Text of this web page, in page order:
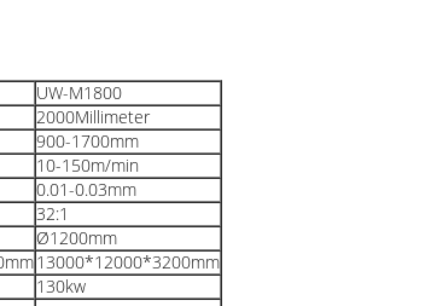
UW-M1800
2000Millimeter
900-1700mm
10-150m/min
0.01-0.03mm
32:1
Ø1200mm
13000*12000*3200mm
130kw